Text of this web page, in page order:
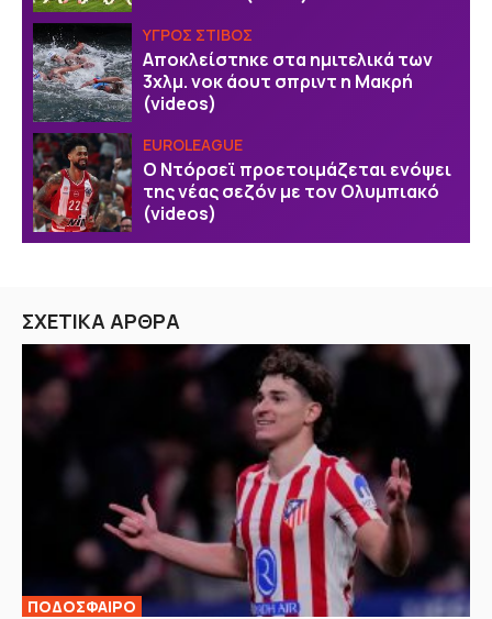
ΥΓΡΟΣ ΣΤΙΒΟΣ
Αποκλείστηκε στα ημιτελικά των
3χλμ. νοκ άουτ σπριντ η Μακρή
(videos)
EUROLEAGUE
Ο Ντόρσεϊ προετοιμάζεται ενόψει
της νέας σεζόν με τον Ολυμπιακό
(videos)
ΣΧΕΤΙΚΑ ΑΡΘΡΑ
ΠΟΔΟΣΦΑΙΡΟ